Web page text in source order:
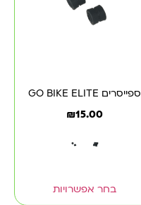
ספייסרים GO BIKE ELITE
₪15.00
בחר אפשרויות